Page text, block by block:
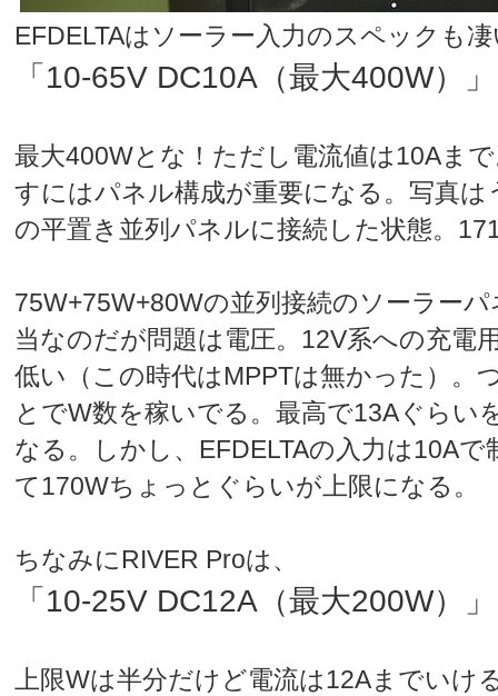
EFDELTAはソーラー入力のスペックも
「10-65V DC10A（最大400W）」
最大400Wとな！ただし電流値は10Aま
すにはパネル構成が重要になる。写真は
の平置き並列パネルに接続した状態。
75W+75W+80Wの並列接続のソーラー
当なのだが問題は電圧。12V系への充電
低い（この時代はMPPTは無かった）。
とでW数を稼いでる。最高で13Aぐらい
なる。しかし、EFDELTAの入力は10A
て170Wちょっとぐらいが上限になる。
ちなみにRIVER Proは、
「10-25V DC12A（最大200W）」
上限Wは半分だけど電流は12Aまでいけ